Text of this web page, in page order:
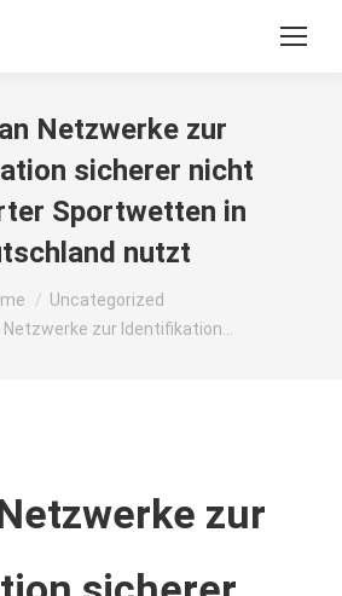
Search:
Netzwerke zur
sicherer nicht
Sportwetten in
nutzt
Uncategorized
Netzwerke zur Identifikation…
zur